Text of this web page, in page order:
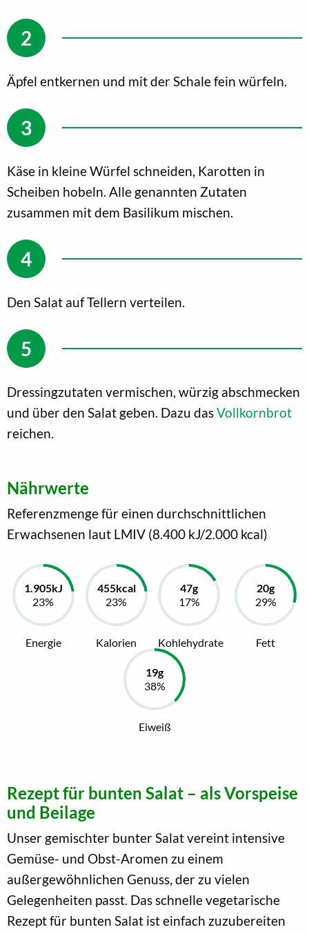
Äpfel entkernen und mit der Schale fein würfeln.
Käse in kleine Würfel schneiden, Karotten in
Scheiben hobeln. Alle genannten Zutaten
zusammen mit dem Basilikum mischen.
Den Salat auf Tellern verteilen.
Dressingzutaten vermischen, würzig abschmecken
und über den Salat geben. Dazu dasVollkornbrot
reichen.
Nährwerte
Referenzmenge für einen durchschnittlichen
Erwachsenen laut LMIV (8.400 kJ/2.000 kcal)
Energie Kalorien Kohlehydrate Fett
Eiweiß
Rezept für bunten Salat – als Vorspeise
und Beilage
Unser gemischter bunter Salat vereint intensive
Gemüse- und Obst-Aromen zu einem
außergewöhnlichen Genuss, der zu vielen
Gelegenheiten passt. Das schnelle vegetarische
Rezept für bunten Salat ist einfach zuzubereiten